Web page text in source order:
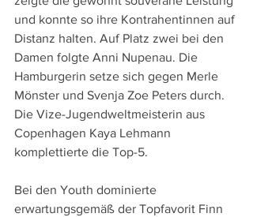
und konnte so ihre Kontrahentinnen auf
Distanz halten. Auf Platz zwei bei den
Damen folgte Anni Nupenau. Die
Hamburgerin setze sich gegen Merle
Mönster und Svenja Zoe Peters durch.
Die Vize-Jugendweltmeisterin aus
Copenhagen Kaya Lehmann
komplettierte die Top-5.
Bei den Youth dominierte
erwartungsgemäß der Topfavorit Finn